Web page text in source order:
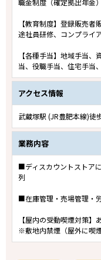
【教育制度】登録販売
途社員研修、コンプライ
【各種手当】地域手当
当、役職手当、住宅手当
アクセス情報
武蔵塚駅 (JR豊肥本線)徒
業務内容
■ディスカウントストア
列
■在庫管理・売場管理・
【屋内の受動喫煙対策】
※敷地内禁煙（屋外に喫煙